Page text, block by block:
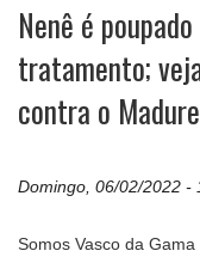
Nenê é
tratamento;
contra o
Domingo, 06/02/2022 -
Somos Vasco da